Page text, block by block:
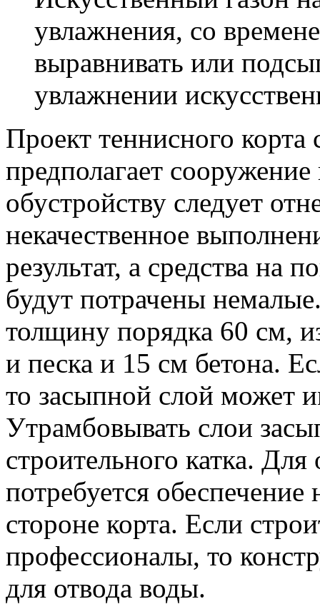
увлажнения, со
выравнивать или
увлажнении
Проект теннисного
предполагает
обустройству следует
некачественное
результат, а средства на
будут потрачены
толщину порядка 60 см,
и песка и 15 см бетона.
то засыпной слой может
Утрамбовывать слои
строительного катка.
потребуется
стороне корта. Если
профессионалы, то
для отвода воды.